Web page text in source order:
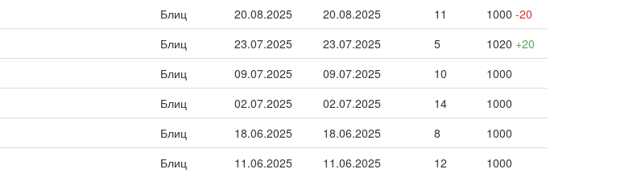
Блиц 20.08.2025 20.08.2025 11 1000 -20
Блиц 23.07.2025 23.07.2025 5 1020 +20
Блиц 09.07.2025 09.07.2025 10
1000
Блиц 02.07.2025 02.07.2025 14
1000
Блиц 18.06.2025 18.06.2025 8
1000
Блиц 11.06.2025 11.06.2025 12 1000